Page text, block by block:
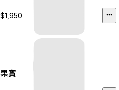
$1,950
果實